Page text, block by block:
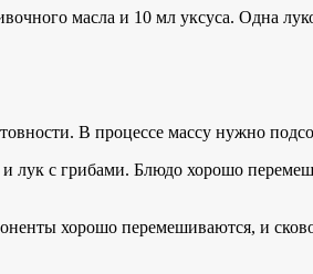
масла и 10 мл уксуса. Одна
В процессе массу нужно
с грибами. Блюдо хорошо
хорошо перемешиваются, и